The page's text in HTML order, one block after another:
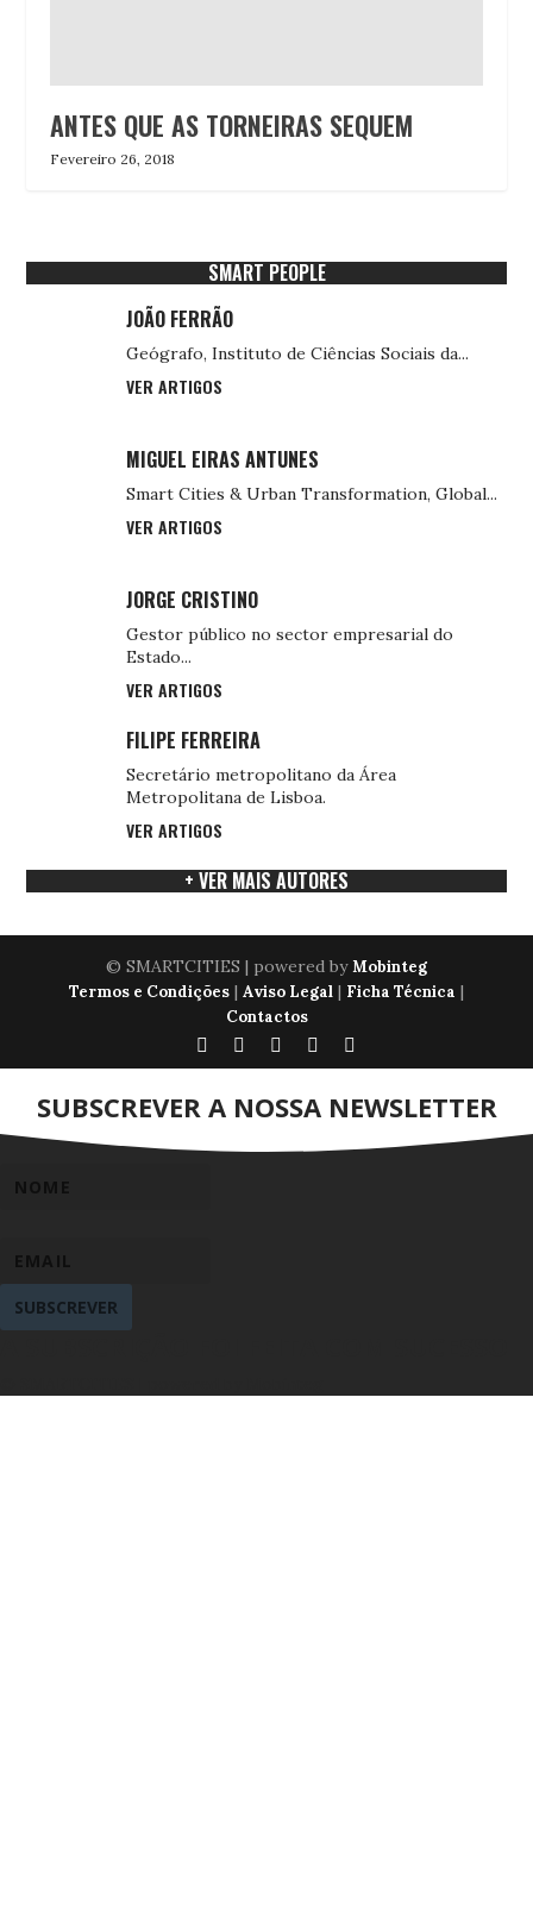
ANTES QUE AS TORNEIRAS SEQUEM
Fevereiro 26, 2018
SMART PEOPLE
JOÃO FERRÃO
Geógrafo, Instituto de Ciências Sociais da...
VER ARTIGOS
MIGUEL EIRAS ANTUNES
Smart Cities & Urban Transformation, Global...
VER ARTIGOS
JORGE CRISTINO
Gestor público no sector empresarial do
Estado...
VER ARTIGOS
FILIPE FERREIRA
Secretário metropolitano da Área
Metropolitana de Lisboa.
VER ARTIGOS
+ VER MAIS AUTORES
© SMARTCITIES | powered byMobinteg
Termos e Condições | Aviso Legal | Ficha Técnica |
Contactos
SUBSCREVER A NOSSA NEWSLETTER
SUBSCREVER